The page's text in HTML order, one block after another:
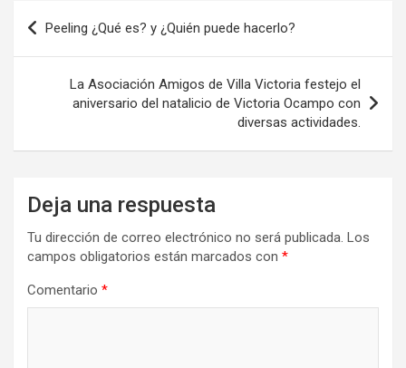
k
n
Navegación
de
entradas
Peeling ¿Qué es? y ¿Quién puede hacerlo?
La Asociación Amigos de Villa Victoria festejo el
aniversario del natalicio de Victoria Ocampo con
diversas actividades.
Deja una respuesta
Tu dirección de correo electrónico no será publicada. Los
campos obligatorios están marcados con *
Comentario *